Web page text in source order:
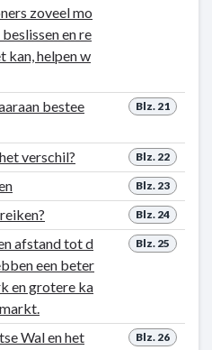
zoveel mo
en re
kan, helpen w
Blz. 21
bestee
Blz. 22
verschil?
Blz. 23
Blz. 24
Blz. 25
afstand tot d
een beter
en grotere ka
Blz. 26
Wal en het